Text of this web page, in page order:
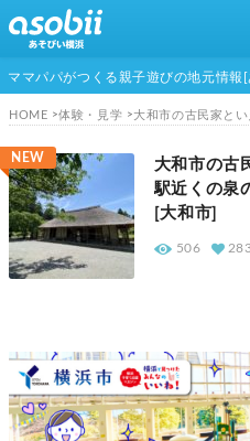
ママパパがつくる親子遊びの地元情報
HOME 体験・見学
NEW
大和市の古
駅近くの泉
[大和市]
506